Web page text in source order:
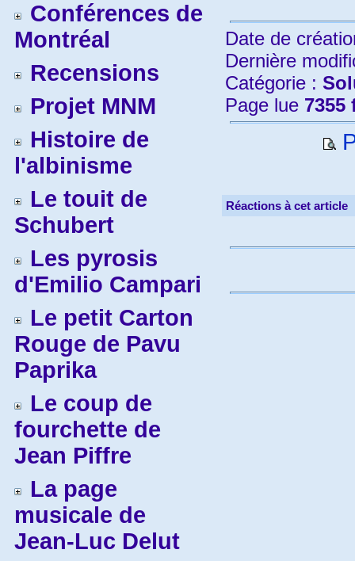
Conférences de
Montréal
Recensions
Projet MNM
Histoire de
l'albinisme
Le touit de
Schubert
Les pyrosis
d'Emilio Campari
Le petit Carton
Rouge de Pavu
Paprika
Le coup de
fourchette de
Jean Piffre
La page
musicale de
Jean-Luc Delut
Date de
Dernière
Catégorie :
Page lue 7355
Réactions à cet article